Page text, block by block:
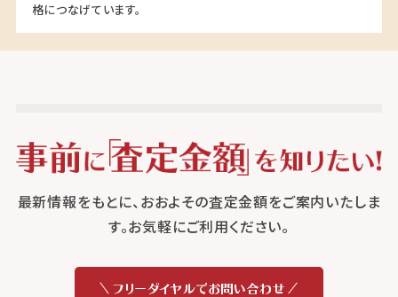
格につなげています。
最新情報をもとに、おおよその査定金額をご案内いたしま
す。お気軽にご利用ください。